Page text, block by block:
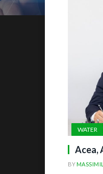
WATER
Acea,
BY